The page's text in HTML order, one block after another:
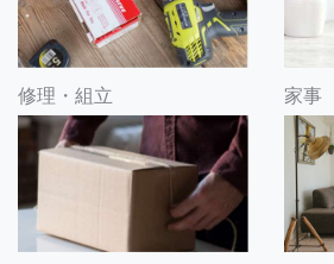
修理・組立 家事